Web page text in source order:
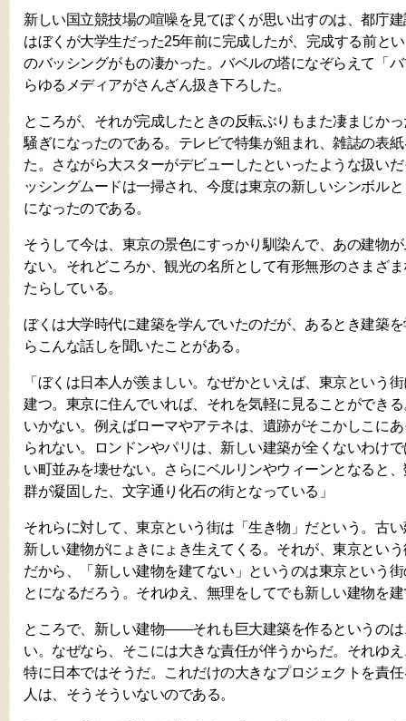
新しい国立競技場の喧噪を見てぼくが思い出すのは、都庁
はぼくが大学生だった25年前に完成したが、完成する前と
のバッシングがもの凄かった。バベルの塔になぞらえて「
らゆるメディアがさんざん扱き下ろした。
ところが、それが完成したときの反転ぶりもまた凄まじか
騒ぎになったのである。テレビで特集が組まれ、雑誌の表
た。さながら大スターがデビューしたといったような扱い
ッシングムードは一掃され、今度は東京の新しいシンボル
になったのである。
そうして今は、東京の景色にすっかり馴染んで、あの建物
ない。それどころか、観光の名所として有形無形のさまざ
たらしている。
ぼくは大学時代に建築を学んでいたのだが、あるとき建築
らこんな話しを聞いたことがある。
「ぼくは日本人が羨ましい。なぜかといえば、東京という
建つ。東京に住んでいれば、それを気軽に見ることができ
いかない。例えばローマやアテネは、遺跡がそこかしこに
られない。ロンドンやパリは、新しい建築が全くないわけ
い町並みを壊せない。さらにベルリンやウィーンとなると
群が凝固した、文字通り化石の街となっている」
それらに対して、東京という街は「生き物」だという。古
新しい建物がにょきにょき生えてくる。それが、東京とい
だから、「新しい建物を建てない」というのは東京という
とになるだろう。それゆえ、無理をしてでも新しい建物を
ところで、新しい建物——それも巨大建築を作るというの
い。なぜなら、そこには大きな責任が伴うからだ。それゆ
特に日本ではそうだ。これだけの大きなプロジェクトを責
人は、そうそういないのである。